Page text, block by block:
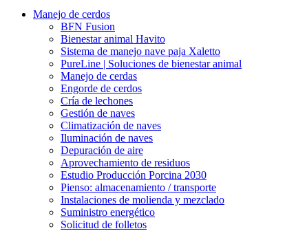
Manejo de cerdos
BFN Fusion
Bienestar animal Havito
Sistema de manejo nave paja Xaletto
PureLine | Soluciones de bienestar animal
Manejo de cerdas
Engorde de cerdos
Cría de lechones
Gestión de naves
Climatización de naves
Iluminación de naves
Depuración de aire
Aprovechamiento de residuos
Estudio Producción Porcina 2030
Pienso: almacenamiento / transporte
Instalaciones de molienda y mezclado
Suministro energético
Solicitud de folletos